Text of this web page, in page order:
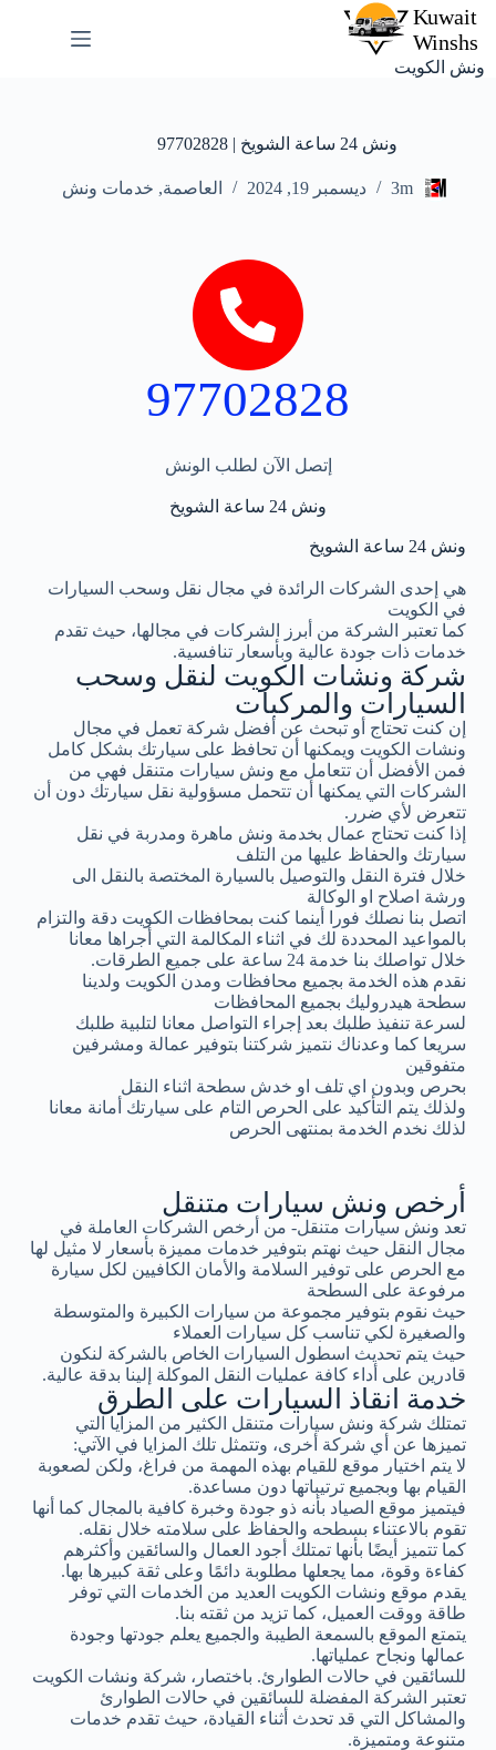
ونش الكويت
ونش 24 ساعة الشويخ | 97702828
3m ديسمبر 19, 2024 العاصمة, خدمات ونش
97702828
إتصل الآن لطلب الونش
ونش 24 ساعة الشويخ
ونش 24 ساعة الشويخ
هي إحدى الشركات الرائدة في مجال نقل وسحب السيارات
في الكويت
كما تعتبر الشركة من أبرز الشركات في مجالها، حيث تقدم
خدمات ذات جودة عالية وبأسعار تنافسية.
شركة ونشات الكويت لنقل وسحب
السيارات والمركبات
إن كنت تحتاج أو تبحث عن أفضل شركة تعمل في مجال
ونشات الكويت ويمكنها أن تحافظ على سيارتك بشكل كامل
فمن الأفضل أن تتعامل مع ونش سيارات متنقل فهي من
الشركات التي يمكنها أن تتحمل مسؤولية نقل سيارتك دون أن
تتعرض لأي ضرر.
إذا كنت تحتاج عمال بخدمة ونش ماهرة ومدربة في نقل
سيارتك والحفاظ عليها من التلف
خلال فترة النقل والتوصيل بالسيارة المختصة بالنقل الى
ورشة اصلاح او الوكالة
اتصل بنا نصلك فورا أينما كنت بمحافظات الكويت دقة والتزام
بالمواعيد المحددة لك في اثناء المكالمة التي أجراها معانا
خلال تواصلك بنا خدمة 24 ساعة على جميع الطرقات.
نقدم هذه الخدمة بجميع محافظات ومدن الكويت ولدينا
سطحة هيدروليك بجميع المحافظات
لسرعة تنفيذ طلبك بعد إجراء التواصل معانا لتلبية طلبك
سريعا كما وعدناك نتميز شركتنا بتوفير عمالة ومشرفين
متفوقين
بحرص وبدون اي تلف او خدش سطحة اثناء النقل
ولذلك يتم التأكيد على الحرص التام على سيارتك أمانة معانا
لذلك نخدم الخدمة بمنتهى الحرص
أرخص ونش سيارات متنقل
تعد ونش سيارات متنقل- من أرخص الشركات العاملة في
مجال النقل حيث نهتم بتوفير خدمات مميزة بأسعار لا مثيل لها
مع الحرص على توفير السلامة والأمان الكافيين لكل سيارة
مرفوعة على السطحة
حيث نقوم بتوفير مجموعة من سيارات الكبيرة والمتوسطة
والصغيرة لكي تناسب كل سيارات العملاء
حيث يتم تحديث اسطول السيارات الخاص بالشركة لنكون
قادرين على أداء كافة عمليات النقل الموكلة إلينا بدقة عالية.
خدمة انقاذ السيارات على الطرق
تمتلك شركة ونش سيارات متنقل الكثير من المزايا التي
تميزها عن أي شركة أخرى، وتتمثل تلك المزايا في الآتي:
لا يتم اختيار موقع للقيام بهذه المهمة من فراغ، ولكن لصعوبة
القيام بها وبجميع ترتيباتها دون مساعدة.
فيتميز موقع الصياد بأنه ذو جودة وخبرة كافية بالمجال كما أنها
تقوم بالاعتناء بسطحه والحفاظ على سلامته خلال نقله.
كما تتميز أيضًا بأنها تمتلك أجود العمال والسائقين وأكثرهم
كفاءة وقوة، مما يجعلها مطلوبة دائمًا وعلى ثقة كبيرها بها.
يقدم موقع ونشات الكويت العديد من الخدمات التي توفر
طاقة ووقت العميل، كما تزيد من ثقته بنا.
يتمتع الموقع بالسمعة الطيبة والجميع يعلم جودتها وجودة
عمالها ونجاح عملياتها.
للسائقين في حالات الطوارئ. باختصار، شركة ونشات الكويت
تعتبر الشركة المفضلة للسائقين في حالات الطوارئ
والمشاكل التي قد تحدث أثناء القيادة، حيث تقدم خدمات
متنوعة ومتميزة.